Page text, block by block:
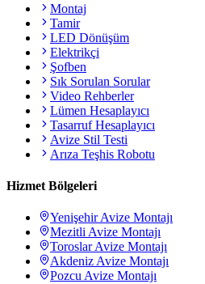
Montaj
Tamir
LED Dönüşüm
Elektrikçi
Şofben
Sık Sorulan Sorular
Video Rehberler
Lümen Hesaplayıcı
Tasarruf Hesaplayıcı
Avize Stil Testi
Arıza Teşhis Robotu
Hizmet Bölgeleri
YenişehirAvize Montajı
Mezitli Avize Montajı
ToroslarAvize Montajı
Akdeniz Avize Montajı
Pozcu Avize Montajı